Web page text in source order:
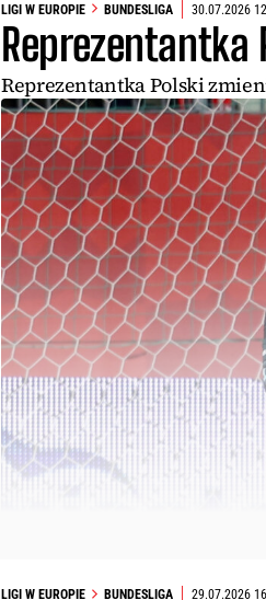
LIGI W EUROPIE BUNDESLIGA 30.07.2026
Reprezentantka Polski
LIGI W EUROPIE BUNDESLIGA 29.07.2026